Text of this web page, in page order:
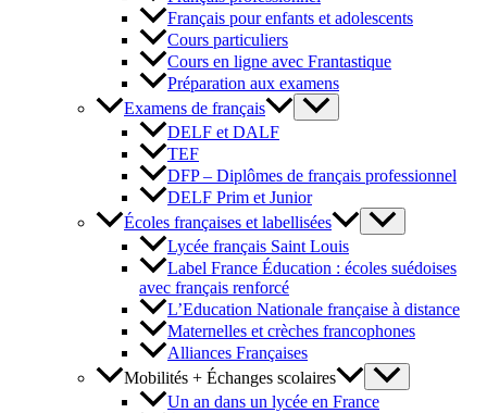
Français pour enfants et adolescents
Cours particuliers
Cours en ligne avec Frantastique
Préparation aux examens
Examens de français
DELF et DALF
TEF
DFP – Diplômes de français professionnel
DELF Prim et Junior
Écoles françaises et labellisées
Lycée français Saint Louis
Label France Éducation : écoles suédoises
avec français renforcé
L’Education Nationale française à distance
Maternelles et crèches francophones
Alliances Françaises
Mobilités + Échanges scolaires
Un an dans un lycée en France